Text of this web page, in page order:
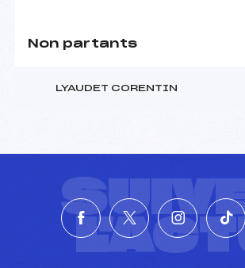
Non partants
LYAUDET CORENTIN